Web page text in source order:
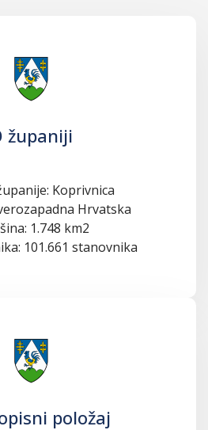
županiji
Koprivnica
Hrvatska
1.748 km2
101.661 stanovnika
položaj